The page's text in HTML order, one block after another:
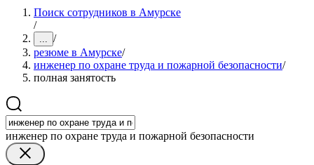
Поиск сотрудников в Амурске
/
... /
резюме в Амурске/
инженер по охране труда и пожарной безопасности/
полная занятость
инженер по охране труда и пожарной безопасности